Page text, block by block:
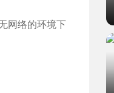
网络的环境下